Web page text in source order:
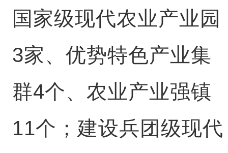
国家级现代农业产业园
3家、优势特色产业集
群4个、农业产业强镇
11个；建设兵团级现代